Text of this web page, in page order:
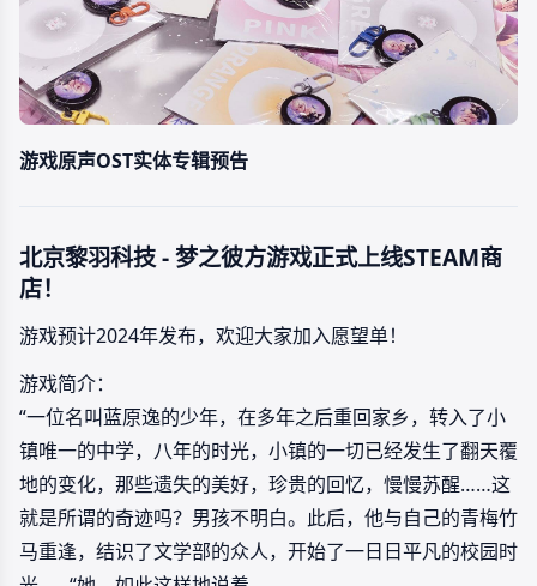
游戏原声OST实体专辑预告
北京黎羽科技 - 梦之彼方游戏正式上线STEAM商
店！
游戏预计2024年发布，欢迎大家加入愿望单！
游戏简介：
“一位名叫蓝原逸的少年，在多年之后重回家乡，转入了小
镇唯一的中学，八年的时光，小镇的一切已经发生了翻天覆
地的变化，那些遗失的美好，珍贵的回忆，慢慢苏醒……这
就是所谓的奇迹吗？男孩不明白。此后，他与自己的青梅竹
马重逢，结识了文学部的众人，开始了一日日平凡的校园时